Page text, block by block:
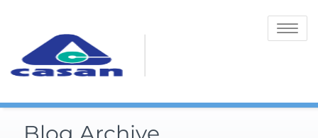
Toggle